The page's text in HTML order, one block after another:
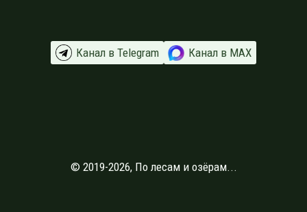
Канал в Telegram Канал в МАХ
© 2019-2026, По лесам и озёрам...